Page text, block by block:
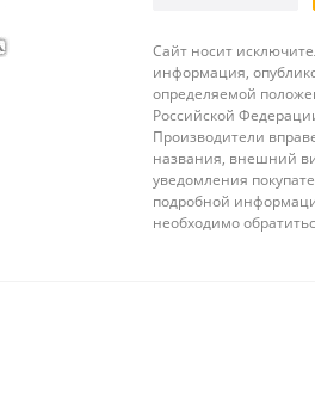
Сайт носит
информация,
определяемой
Российской
Производители
названия, внешний
уведомления
подробной
необходимо